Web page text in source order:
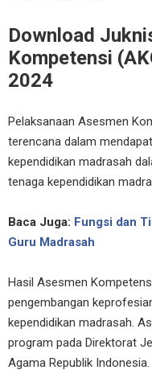
Download
Kompetensi
2024
Pelaksanaan Asesmen
terencana dalam
kependidikan madrasah
tenaga kependidikan
Baca Juga: Fungsi dan
Guru Madrasah
Hasil Asesmen
pengembangan
kependidikan madrasah.
program pada Direktorat
Agama Republik Indonesia.